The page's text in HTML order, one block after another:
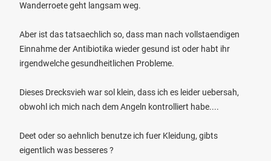
Wanderroete geht langsam weg.
Aber ist das tatsaechlich so, dass man nach vollstaendigen
Einnahme der Antibiotika wieder gesund ist oder habt ihr
irgendwelche gesundheitlichen Probleme.
Dieses Drecksvieh war sol klein, dass ich es leider uebersah,
obwohl ich mich nach dem Angeln kontrolliert habe....
Deet oder so aehnlich benutze ich fuer Kleidung, gibts
eigentlich was besseres ?